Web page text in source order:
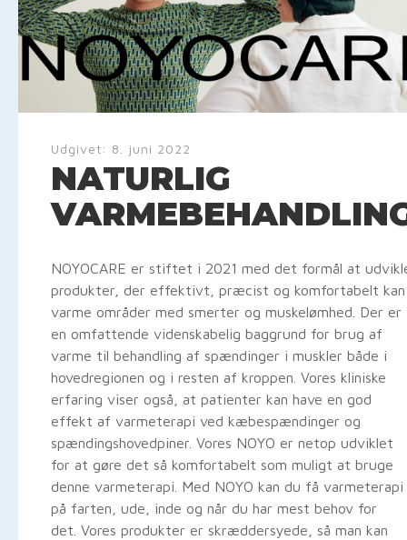
Udgivet: 8. juni 2022
NATURLIG
NOYOCARE er stiftet i 2021 med det formål at
produkter, der effektivt, præcist og komfortabelt kan
varme områder med smerter og muskelømhed. Der er
en omfattende videnskabelig baggrund for brug af
varme til behandling af spændinger i muskler både i
hovedregionen og i resten af kroppen. Vores kliniske
erfaring viser også, at patienter kan have en god
effekt af varmeterapi ved kæbespændinger og
spændingshovedpiner. Vores NOYO er netop udviklet
for at gøre det så komfortabelt som muligt at bruge
denne varmeterapi. Med NOYO kan du få varmeterapi
på farten, ude, inde og når du har mest behov for
det. Vores produkter er skræddersyede, så man kan